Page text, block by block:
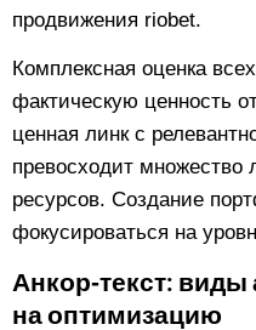
продвижения riobet.
Комплексная оценка
фактическую ценность
ценная линк с
превосходит множество
ресурсов. Создание
фокусироваться на
Анкор‑текст:
на оптимизацию